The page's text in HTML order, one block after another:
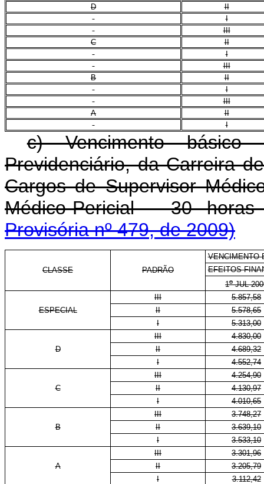
D
II
I
III
C
II
I
III
B
II
I
III
A
II
I
c) Vencimento
Previdenciário, da Carreira
Cargos de Supervisor
Médico-Pericial - 30
Provisória nº 479, de 2009)
CLASSE PADRÃO
VENCIMENTO
EFEITOS
1oJUL
ESPECIAL
III
5.857,58
II
5.578,65
I
5.313,00
D
III
4.830,00
II
4.689,32
I
4.552,74
C
III
4.254,90
II
4.130,97
I
4.010,65
B
III
3.748,27
II
3.639,10
I
3.533,10
A
III
3.301,96
II
3.205,79
I
3.112,42